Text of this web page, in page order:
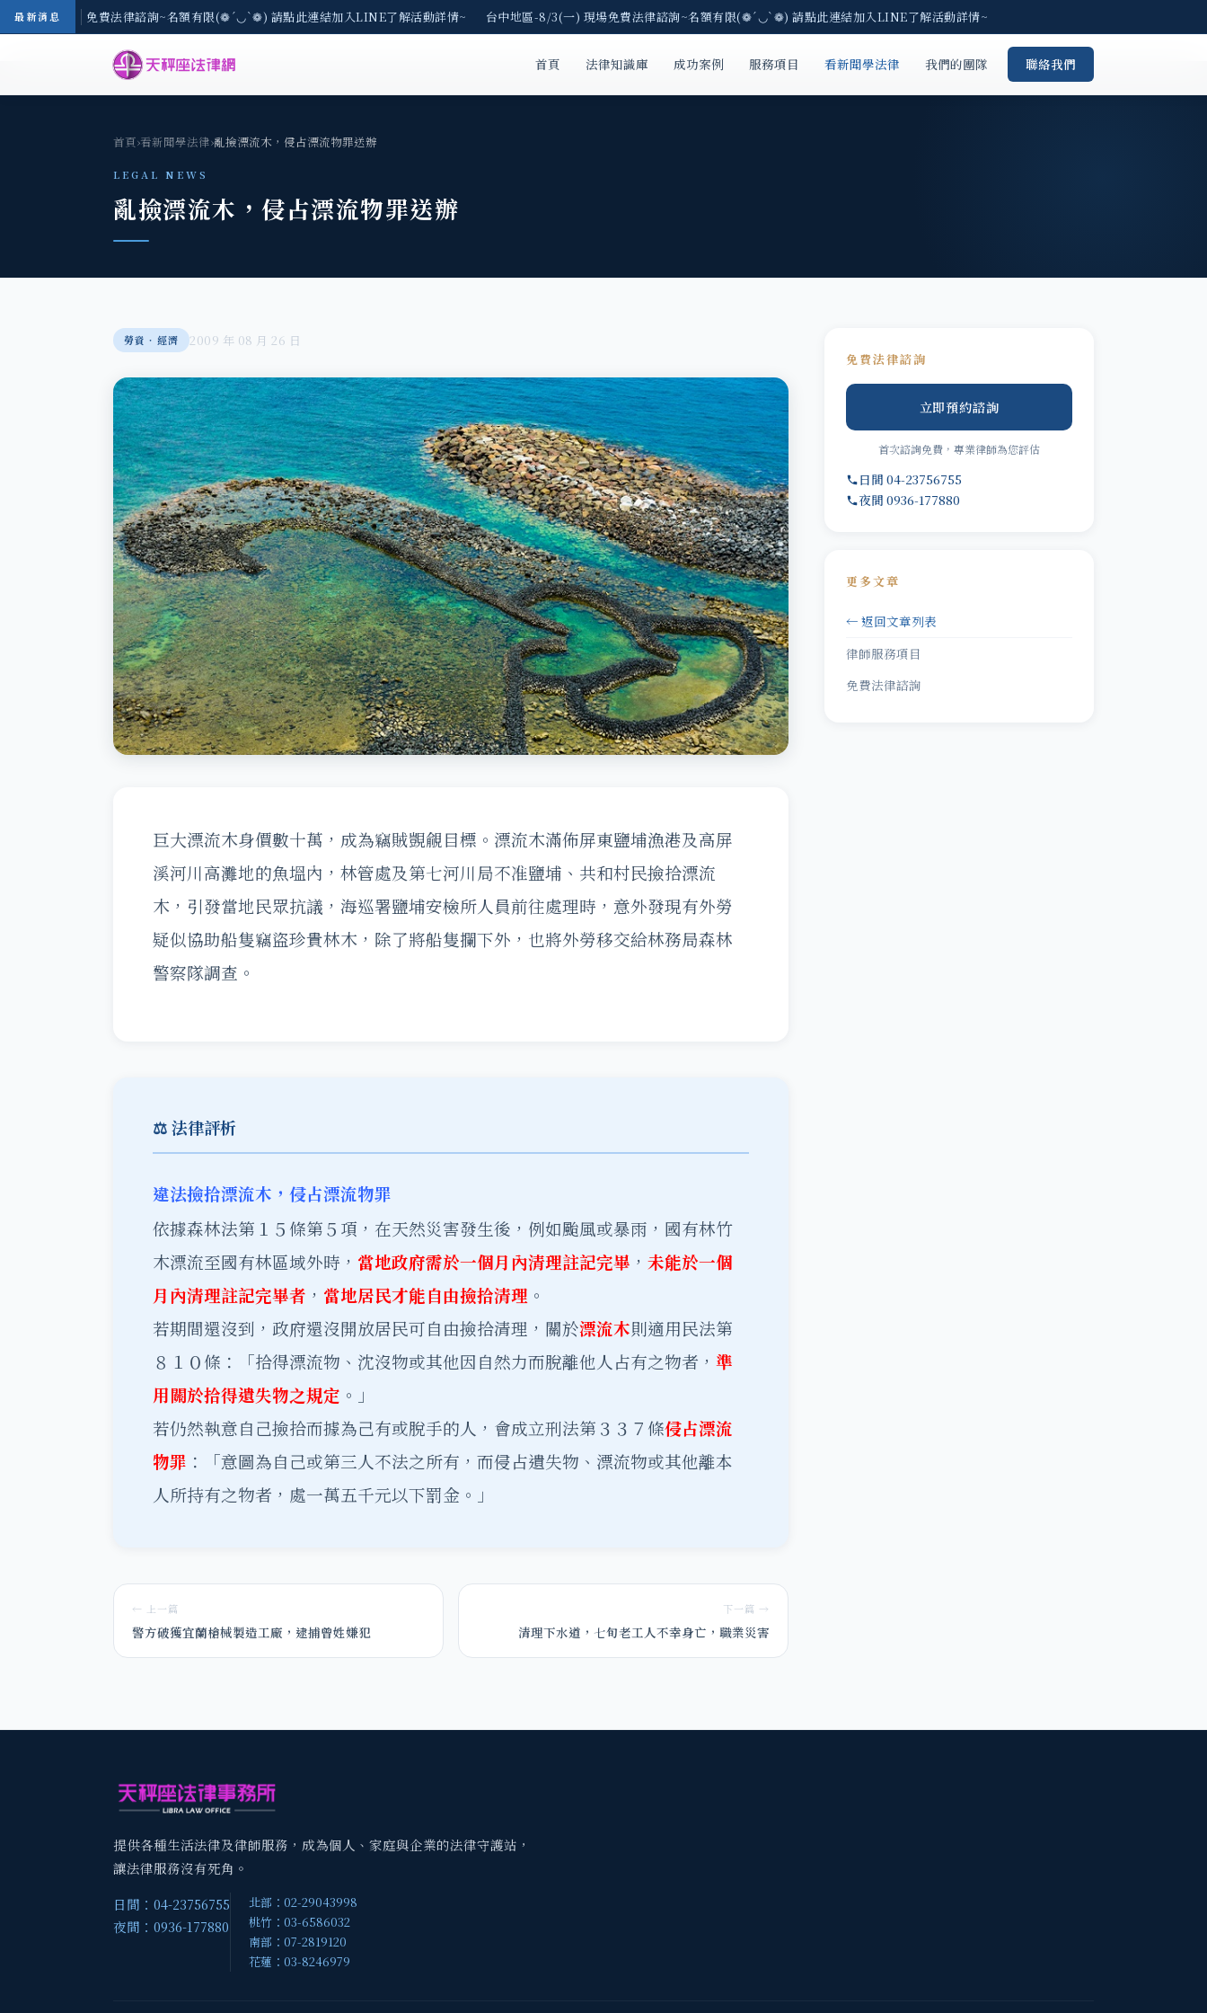
最新消息
8/3(一) 現場免費法律諮詢~名額有限(❁´◡`❁) 請點此連結加入LINE了解活動詳情~ 台中地區-8/3(一) 現場免費法律諮詢~名額有限(❁´◡`❁) 請點此連結加入LINE了解活動詳情~
首頁 法律知識庫 成功案例 服務項目 看新聞學法律 我們的團隊 聯絡我們
首頁›看新聞學法律›亂撿漂流木，侵占漂流物罪送辦
LEGAL NEWS
亂撿漂流木，侵占漂流物罪送辦
勞資‧經濟 2009 年 08 月 26 日
巨大漂流木身價數十萬，成為竊賊覬覦目標。漂流木滿佈屏東鹽埔漁港及高屏
溪河川高灘地的魚塭內，林管處及第七河川局不准鹽埔、共和村民撿拾漂流
木，引發當地民眾抗議，海巡署鹽埔安檢所人員前往處理時，意外發現有外勞
疑似協助船隻竊盜珍貴林木，除了將船隻攔下外，也將外勞移交給林務局森林
警察隊調查。
⚖️ 法律評析
違法撿拾漂流木，侵占漂流物罪
依據森林法第１５條第５項，在天然災害發生後，例如颱風或暴雨，國有林竹
木漂流至國有林區域外時， 當地政府需於一個月內清理註記完畢 ， 未能於一個
月內清理註記完畢者 ， 當地居民才能自由撿拾清理 。
若期間還沒到，政府還沒開放居民可自由撿拾清理，關於漂流木則適用民法第
８１０條：「拾得漂流物、沈沒物或其他因自然力而脫離他人占有之物者， 準
用關於拾得遺失物之規定 。」
若仍然執意自己撿拾而據為己有或脫手的人，會成立刑法第３３７條侵占漂流
物罪 ：「意圖為自己或第三人不法之所有，而侵占遺失物、漂流物或其他離本
人所持有之物者，處一萬五千元以下罰金。」
← 上一篇
警方破獲宜蘭槍械製造工廠，逮捕曾姓嫌犯
下一篇 →
清理下水道，七旬老工人不幸身亡，職業災害
免費法律諮詢
立即預約諮詢
首次諮詢免費，專業律師為您評估
日間 04-23756755
夜間 0936-177880
更多文章
← 返回文章列表
律師服務項目
免費法律諮詢
提供各種生活法律及律師服務，成為個人、家庭與企業的法律守護站，
讓法律服務沒有死角。
日間：04-23756755
夜間：0936-177880
北部：02-29043998
桃竹：03-6586032
南部：07-2819120
花蓮：03-8246979